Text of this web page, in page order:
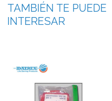
TAMBIÉN TE PUEDE
INTERESAR